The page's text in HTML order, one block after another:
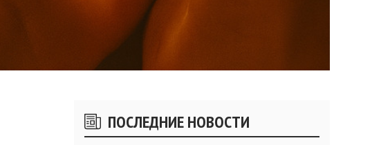
Боковые
виджеты
ПОСЛЕДНИЕ НОВОСТИ